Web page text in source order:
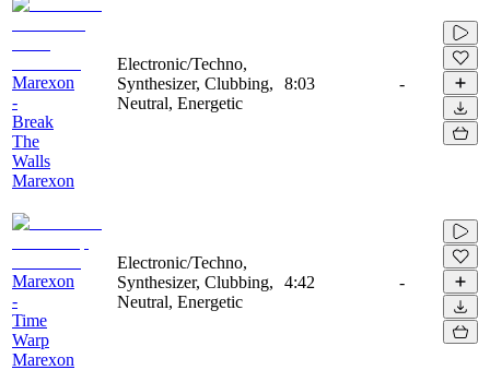
Marexon
-
Break
The
Walls
Marexon
Electronic/Techno,
Synthesizer, Clubbing,
Neutral, Energetic
8:03 -
Marexon
-
Time
Warp
Marexon
Electronic/Techno,
Synthesizer, Clubbing,
Neutral, Energetic
4:42 -